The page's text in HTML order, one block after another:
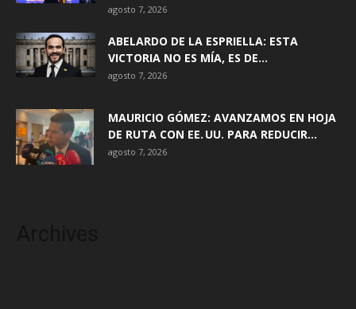
agosto 7, 2026
ABELARDO DE LA ESPRIELLA: ESTA
VICTORIA NO ES MÍA, ES DE...
agosto 7, 2026
MAURICIO GÓMEZ: AVANZAMOS EN HOJA
DE RUTA CON EE. UU. PARA REDUCIR...
agosto 7, 2026